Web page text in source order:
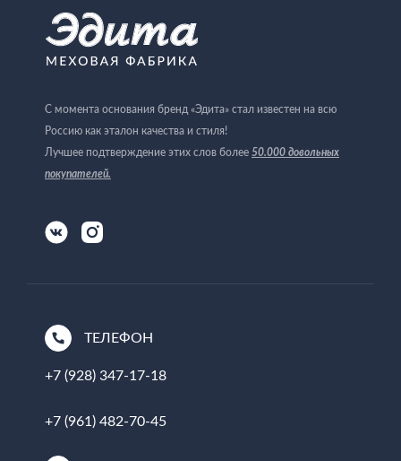
С момента основания бренд «Эдита» стал известен на всю
Россию как эталон качества и стиля!
Лучшее подтверждение этих слов более 50.000 довольных
покупателей.
ТЕЛЕФОН
+7 (928) 347-17-18
+7 (961) 482-70-45